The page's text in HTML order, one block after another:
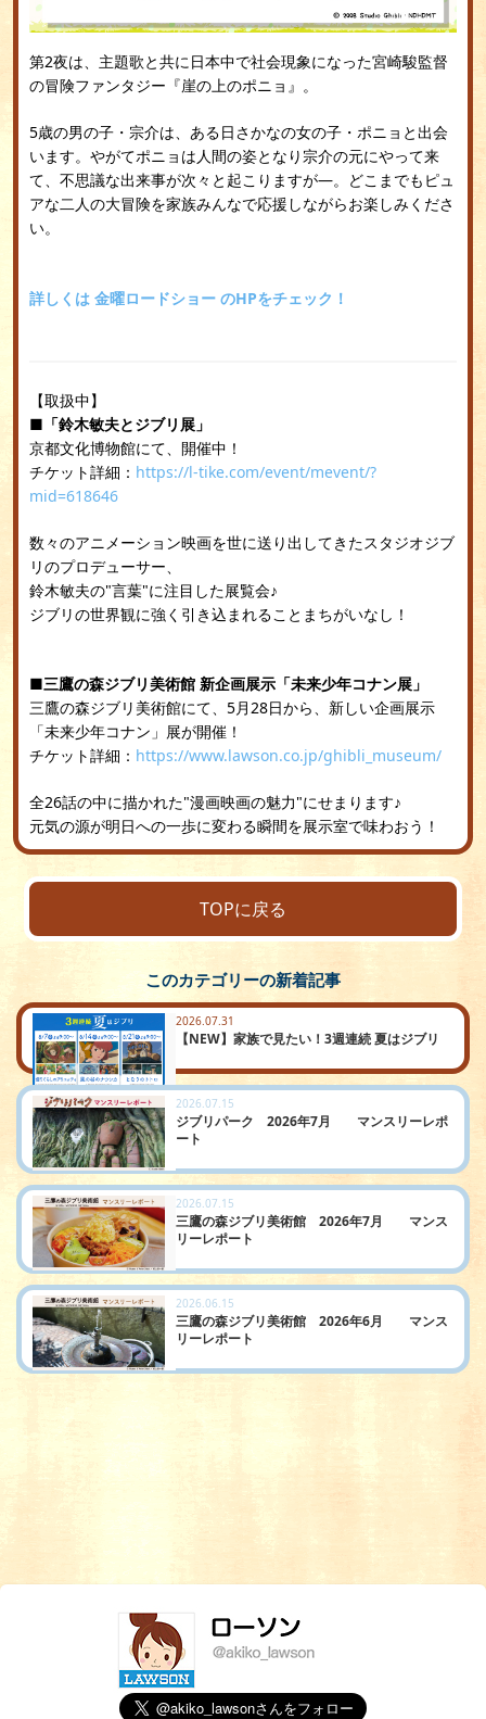
第2夜は、主題歌と共に日本中で社会現象になった宮崎駿監督
の冒険ファンタジー『崖の上のポニョ』。
5歳の男の子・宗介は、ある日さかなの女の子・ポニョと出会
います。やがてポニョは人間の姿となり宗介の元にやって来
て、不思議な出来事が次々と起こりますが―。どこまでもピュ
アな二人の大冒険を家族みんなで応援しながらお楽しみくださ
い。
詳しくは 金曜ロードショー のHPをチェック！
【取扱中】
■「鈴木敏夫とジブリ展」
京都文化博物館にて、開催中！
チケット詳細： https://l-tike.com/event/mevent/?
mid=618646
数々のアニメーション映画を世に送り出してきたスタジオジブ
リのプロデューサー、
鈴木敏夫の"言葉"に注目した展覧会♪
ジブリの世界観に強く引き込まれることまちがいなし！
■三鷹の森ジブリ美術館 新企画展示「未来少年コナン展」
三鷹の森ジブリ美術館にて、5月28日から、新しい企画展示
「未来少年コナン」展が開催！
チケット詳細： https://www.lawson.co.jp/ghibli_museum/
全26話の中に描かれた"漫画映画の魅力"にせまります♪
元気の源が明日への一歩に変わる瞬間を展示室で味わおう！
TOPに戻る
このカテゴリーの新着記事
2026.07.31
【NEW】家族で見たい！3週連続 夏はジブリ
2026.07.15
ジブリパーク 2026年7月 マンスリーレポ
ート
2026.07.15
三鷹の森ジブリ美術館 2026年7月 マンス
リーレポート
2026.06.15
三鷹の森ジブリ美術館 2026年6月 マンス
リーレポート